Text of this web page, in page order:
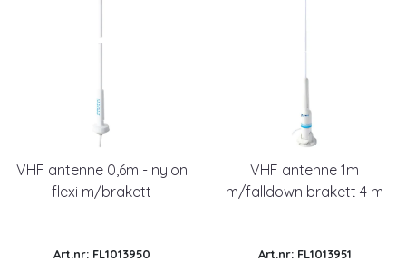
VHF antenne 0,6m - nylon
flexi m/brakett
Art.nr: FL1013950
VHF antenne 1m
m/falldown brakett 4 m
Art.nr: FL1013951